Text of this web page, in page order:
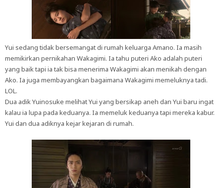
Yui sedang tidak bersemangat di rumah keluarga Amano. Ia masih
memikirkan pernikahan Wakagimi. Ia tahu puteri Ako adalah puteri
yang baik tapi ia tak bisa menerima Wakagimi akan menikah dengan
Ako. Ia juga membayangkan bagaimana Wakagimi memeluknya tadi.
LOL.
Dua adik Yuinosuke melihat Yui yang bersikap aneh dan Yui baru ingat
kalau ia lupa pada keduanya. Ia memeluk keduanya tapi mereka kabur.
Yui dan dua adiknya kejar kejaran di rumah.